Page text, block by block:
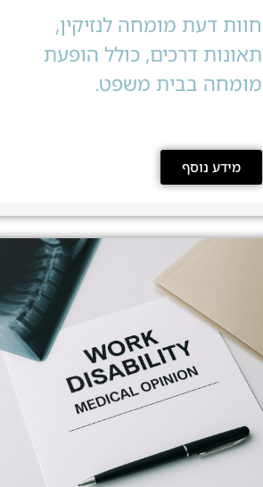
חוות דעת מומחה לנזיקין,
תאונות דרכים, כולל הופעת
מומחה בבית משפט.
מידע נוסף